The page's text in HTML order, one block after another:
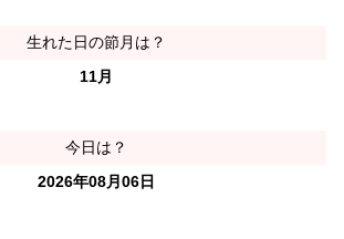
生れた日の節月は？
11月
今日は？
2026年08月06日